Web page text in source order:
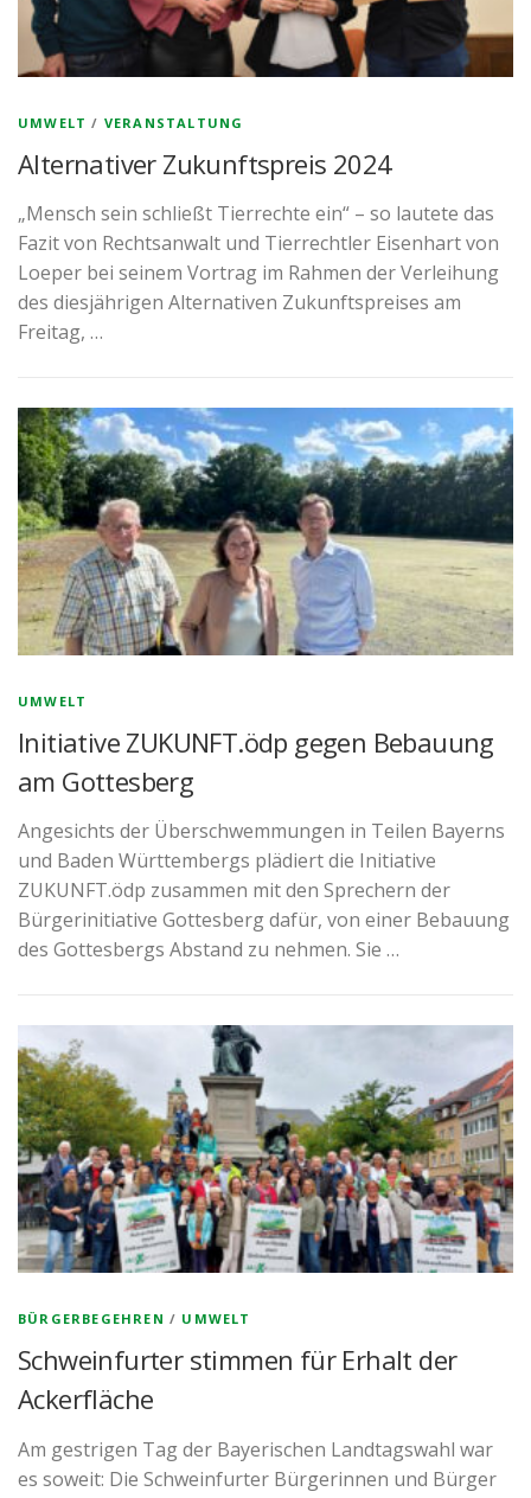
UMWELT / VERANSTALTUNG
Alternativer Zukunftspreis 2024
„Mensch sein schließt Tierrechte ein“ – so lautete das
Fazit von Rechtsanwalt und Tierrechtler Eisenhart von
Loeper bei seinem Vortrag im Rahmen der Verleihung
des diesjährigen Alternativen Zukunftspreises am
Freitag, …
UMWELT
Initiative ZUKUNFT.ödp gegen Bebauung
am Gottesberg
Angesichts der Überschwemmungen in Teilen Bayerns
und Baden Württembergs plädiert die Initiative
ZUKUNFT.ödp zusammen mit den Sprechern der
Bürgerinitiative Gottesberg dafür, von einer Bebauung
des Gottesbergs Abstand zu nehmen. Sie …
BÜRGERBEGEHREN / UMWELT
Schweinfurter stimmen für Erhalt der
Ackerfläche
Am gestrigen Tag der Bayerischen Landtagswahl war
es soweit: Die Schweinfurter Bürgerinnen und Bürger